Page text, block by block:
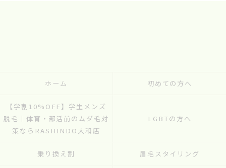
ホーム 初めての方へ
【学割10%OFF】学生メンズ
脱毛｜体育・部活前のムダ毛対
策ならRASHINDO大和店
LGBTの方へ
乗り換え割 眉毛スタイリング